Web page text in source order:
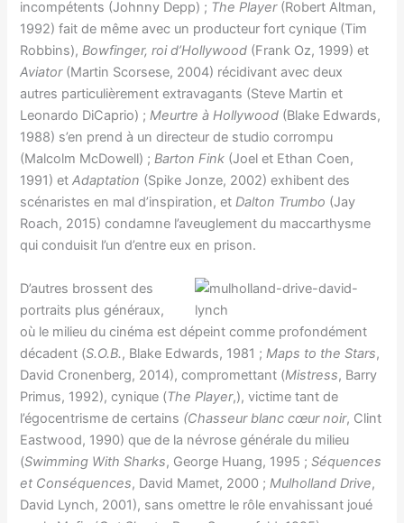
incompétents (Johnny Depp) ; The Player (Robert Altman,
1992) fait de même avec un producteur fort cynique (Tim
Robbins),Bowfinger, roi d’Hollywood (Frank Oz, 1999) et
Aviator(Martin Scorsese, 2004) récidivant avec deux
autres particulièrement extravagants (Steve Martin et
Leonardo DiCaprio) ;Meurtre à Hollywood (Blake Edwards,
1988) s’en prend à un directeur de studio corrompu
(Malcolm McDowell) ;Barton Fink (Joel et Ethan Coen,
1991) etAdaptation (Spike Jonze, 2002) exhibent des
scénaristes en mal d’inspiration, etDalton Trumbo (Jay
Roach, 2015) condamne l’aveuglement du maccarthysme
qui conduisit l’un d’entre eux en prison.
D’autres brossent des
portraits plus généraux,
où le milieu du cinéma est dépeint comme profondément
décadent (S.O.B., Blake Edwards, 1981 ;Maps to the Stars,
David Cronenberg, 2014), compromettant (Mistress, Barry
Primus, 1992), cynique (The Player,), victime tant de
l’égocentrisme de certains (Chasseur blanc cœur noir, Clint
Eastwood, 1990) que de la névrose générale du milieu
(Swimming With Sharks, George Huang, 1995 ;Séquences
et Conséquences, David Mamet, 2000 ;Mulholland Drive,
David Lynch, 2001), sans omettre le rôle envahissant joué